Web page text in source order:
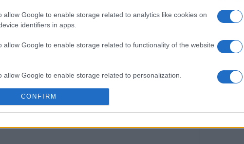
allow Google to enable storage related to analytics like cookies on
identifiers in apps.
allow Google to enable storage related to functionality of the website
allow Google to enable storage related to personalization.
allow Google to enable storage related to security, including
CONFIRM
την εκτίμησή μου. Ας εκπληρώσω λοιπόν
Χωροτάκτης